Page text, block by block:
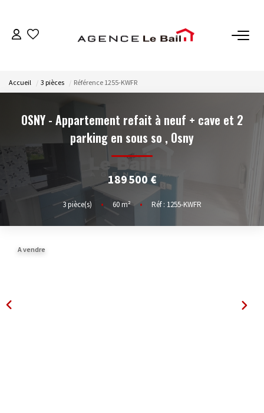
ESTIMATION
LOCATIONS
GESTION
Espace Propriétaire
Accueil 3 pièces Référence 1255-KWFR
OSNY - Appartement refait à neuf + cave et 2
parking en sous so , Osny
189 500 €
3pièce(s) • 60m² • Réf : 1255-KWFR
A vendre